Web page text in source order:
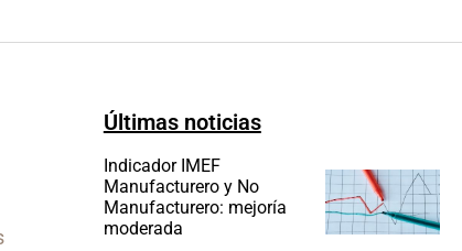
Últimas noticias
Indicador IMEF
Manufacturero y No
Manufacturero: mejoría
moderada